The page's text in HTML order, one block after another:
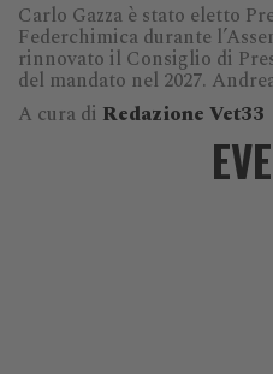
Carlo Gazza è stato eletto
Federchimica durante
rinnovato il Consiglio di
del mandato nel 2027.
A cura di Redazione Vet33